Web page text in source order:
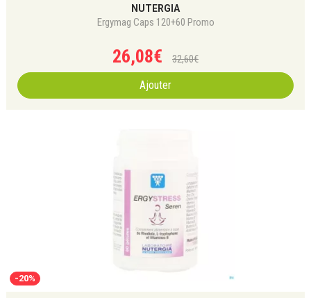
NUTERGIA
Ergymag Caps 120+60 Promo
26,08€ 32,60€
Ajouter
-20%